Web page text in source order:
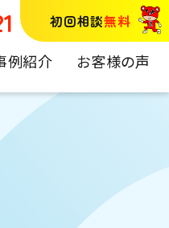
例紹介 お客様の声
初回相談無料